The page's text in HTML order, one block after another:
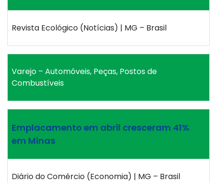
Revista Ecológico (Notícias) | MG – Brasil
Varejo – Automóveis, Peças, Postos de
Combustíveis
Emplacamento em abril cresceram 41%
em Minas
Diário do Comércio (Economia) | MG – Brasil